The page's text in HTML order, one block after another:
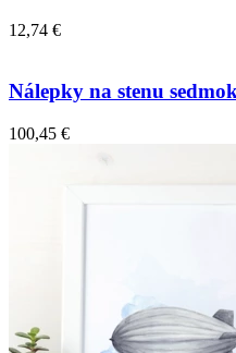
12,74 €
Nálepky na stenu
100,45 €